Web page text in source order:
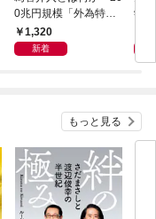
0兆円規模「外為特
会」が生まれた謎
1,320
新着
学
もっと見る